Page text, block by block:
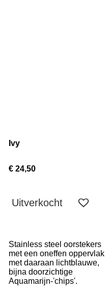
Ivy
€ 24,50
Uitverkocht
Stainless steel oorstekers
met een oneffen oppervlak
met daaraan lichtblauwe,
bijna doorzichtige
Aquamarijn-'chips'.